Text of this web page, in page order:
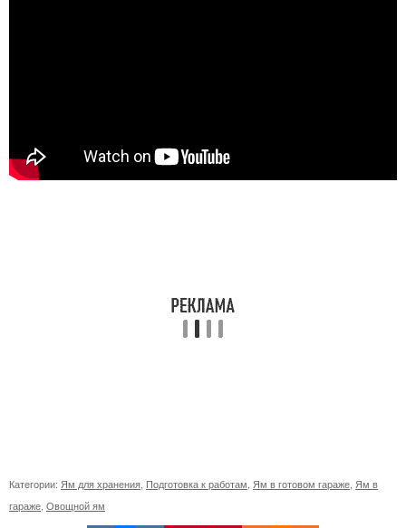
Категории: Ям для хранения Подготовка к работам Ям в готовом гараже Ям в
гараже Овощной ям